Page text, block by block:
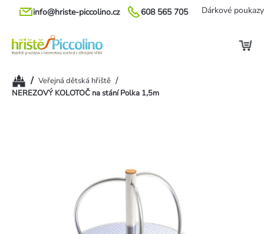
Přejít
608 565 705
info@hriste-piccolino.cz Dárkové poukazy
Domů/ Veřejná dětská hřiště /
NEREZOVÝ KOLOTOČ na stání Polka 1,5m